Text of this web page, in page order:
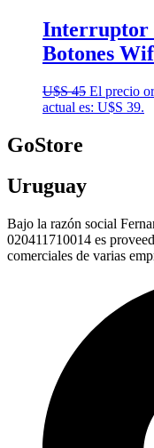
Interruptor
Botones
U$S45 El precio
actual es: U$S 39.
GoStore
Uruguay
Bajo la razón social
020411710014 es
comerciales de varias